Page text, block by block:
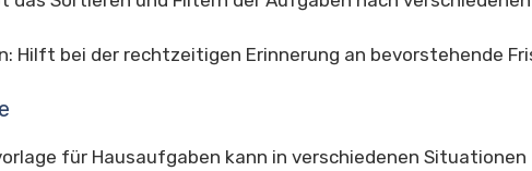
Hilft bei der rechtzeitigen Erinnerung an bevorstehende
für Hausaufgaben kann in verschiedenen Situationen